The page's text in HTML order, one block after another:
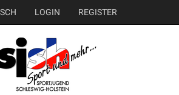
LOGIN REGISTER